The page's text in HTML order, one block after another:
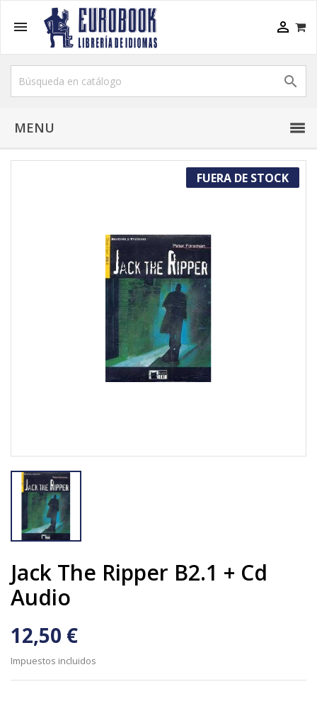
 

MENU
FUERA DE STOCK
Jack The Ripper B2.1 + Cd
Audio
12,50 €
Impuestos incluidos